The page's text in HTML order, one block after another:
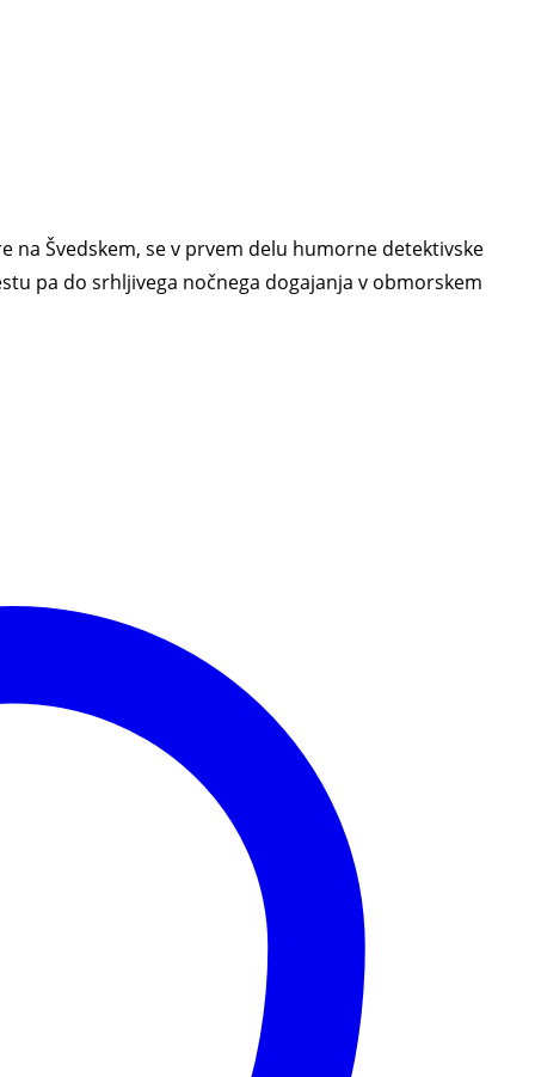
na Švedskem, se v prvem delu humorne detektivske
pa do srhljivega nočnega dogajanja v obmorskem